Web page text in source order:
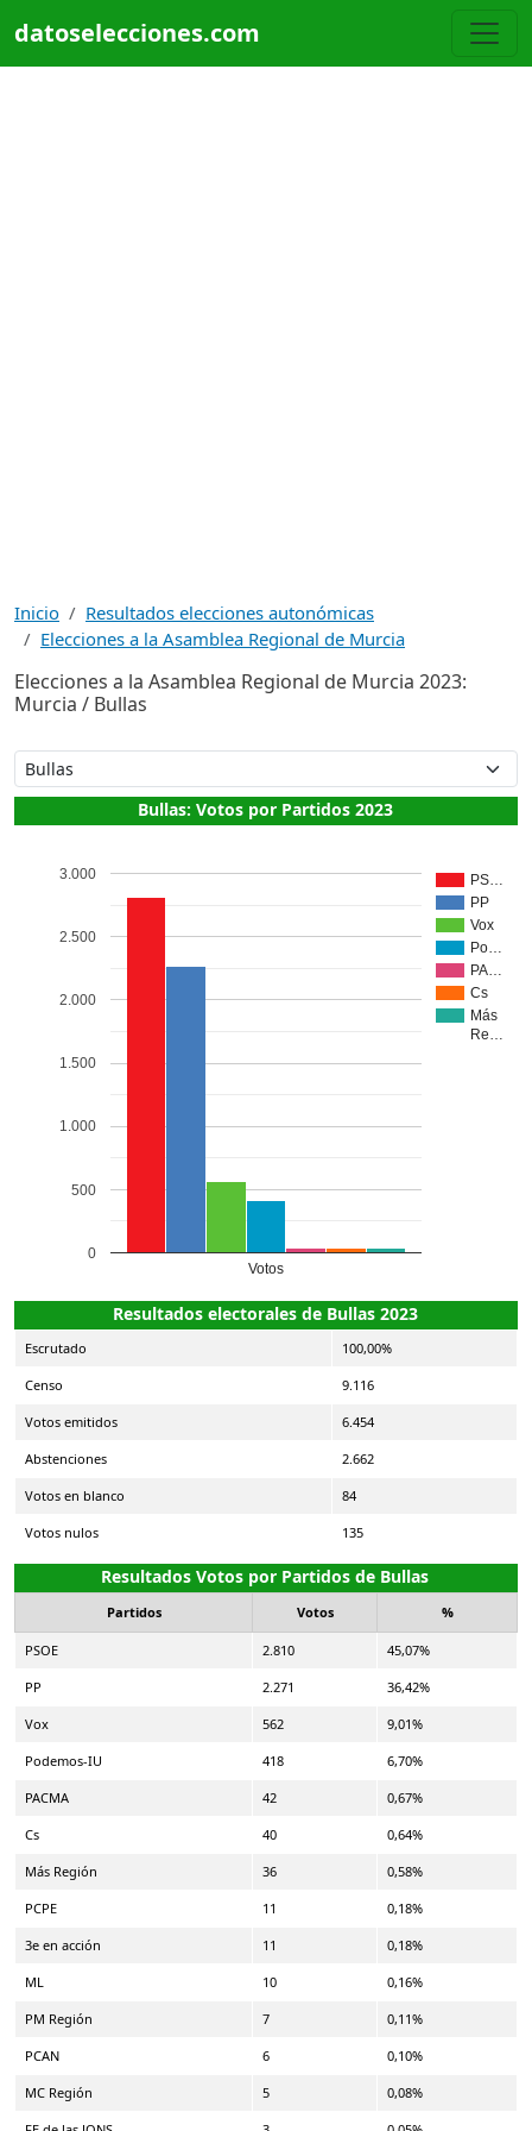
datoselecciones.com
Inicio
Resultados elecciones autonómicas
Elecciones a la Asamblea Regional de Murcia
Elecciones a la Asamblea Regional de Murcia 2023:
Murcia / Bullas
Bullas: Votos por Partidos 2023
PS…
PP
Vox
Po…
PA…
Cs
Más
Re…
Votos
0
500
1.000
1.500
2.000
2.500
3.000
Resultados electorales de Bullas 2023
Escrutado 100,00%
Censo 9.116
Votos emitidos 6.454
Abstenciones 2.662
Votos en blanco 84
Votos nulos 135
Resultados Votos por Partidos de Bullas
Partidos Votos %
PSOE 2.810 45,07%
PP 2.271 36,42%
Vox 562 9,01%
Podemos-IU 418 6,70%
PACMA 42 0,67%
Cs 40 0,64%
Más Región 36 0,58%
PCPE 11 0,18%
3e en acción 11 0,18%
ML 10 0,16%
PM Región 7 0,11%
PCAN 6 0,10%
MC Región 5 0,08%